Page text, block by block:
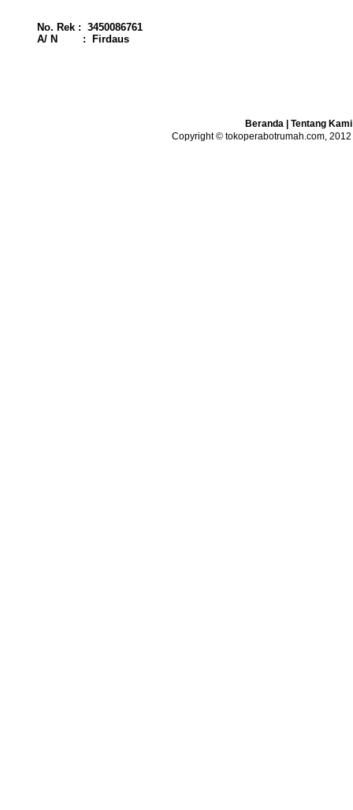
No. Rek : 3450086761
A/ N : Firdaus
Beranda| Tentang Kami
Copyright © tokoperabotrumah.com,